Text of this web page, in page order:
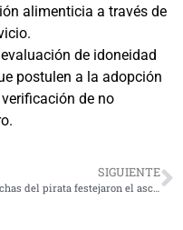
alimenticia a través de
de idoneidad
postulen a la adopción
de no
SIGUIENTE
Hinchas del pirata festejaron el ascenso de Coquimbo Unido en el coloso de El Llano